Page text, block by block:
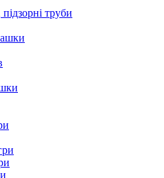
труби